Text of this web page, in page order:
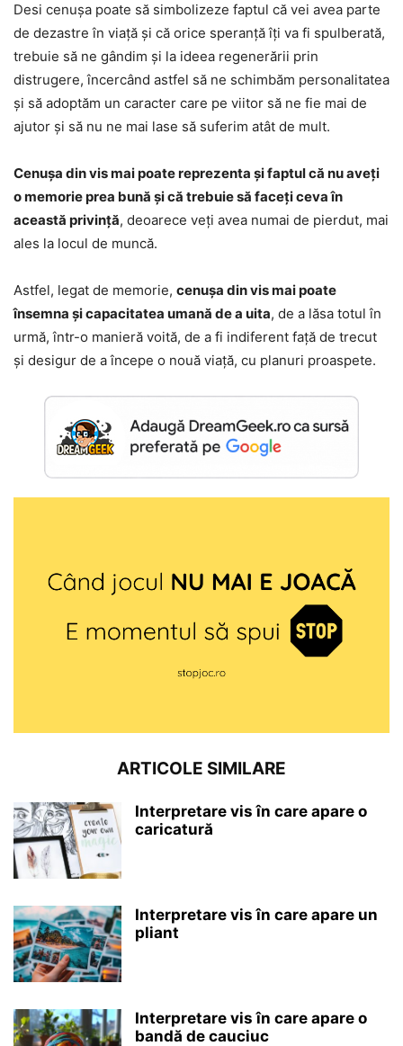
Desi cenușa poate să simbolizeze faptul că vei avea parte
de dezastre în viață și că orice speranță îți va fi spulberată,
trebuie să ne gândim și la ideea regenerării prin
distrugere, încercând astfel să ne schimbăm personalitatea
și să adoptăm un caracter care pe viitor să ne fie mai de
ajutor și să nu ne mai lase să suferim atât de mult.
Cenușa din vis mai poate reprezenta și faptul că nu aveți
o memorie prea bună și că trebuie să faceți ceva în
această privință, deoarece veți avea numai de pierdut, mai
ales la locul de muncă.
Astfel, legat de memorie, cenușa din vis mai poate
însemna și capacitatea umană de a uita, de a lăsa totul în
urmă, într-o manieră voită, de a fi indiferent față de trecut
și desigur de a începe o nouă viață, cu planuri proaspete.
ARTICOLE SIMILARE
Interpretare vis în care apare o
caricatură
Interpretare vis în care apare un
pliant
Interpretare vis în care apare o
bandă de cauciuc